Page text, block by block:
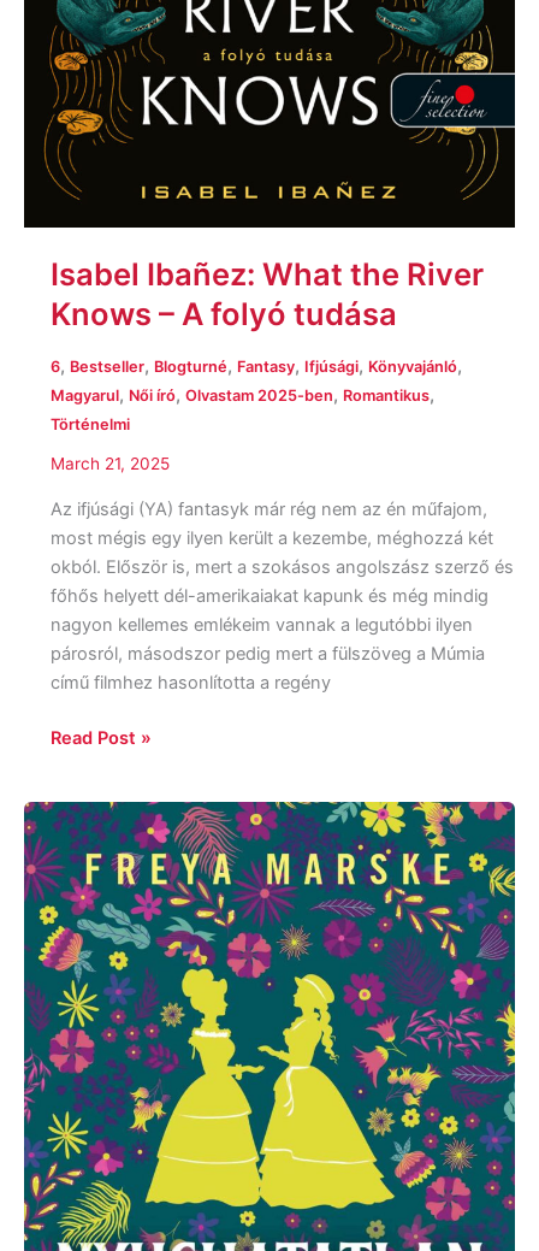
Isabel Ibañez: What the River
Knows – A folyó tudása
6, Bestseller, Blogturné, Fantasy, Ifjúsági, Könyvajánló,
Magyarul, Női író, Olvastam 2025-ben, Romantikus,
Történelmi
March 21, 2025
Az ifjúsági (YA) fantasyk már rég nem az én műfajom,
most mégis egy ilyen került a kezembe, méghozzá két
okból. Először is, mert a szokásos angolszász szerző és
főhős helyett dél-amerikaiakat kapunk és még mindig
nagyon kellemes emlékeim vannak a legutóbbi ilyen
párosról, másodszor pedig mert a fülszöveg a Múmia
című filmhez hasonlította a regény
Read Post »
Freya
Marske:
Nyughatatlan
igazság